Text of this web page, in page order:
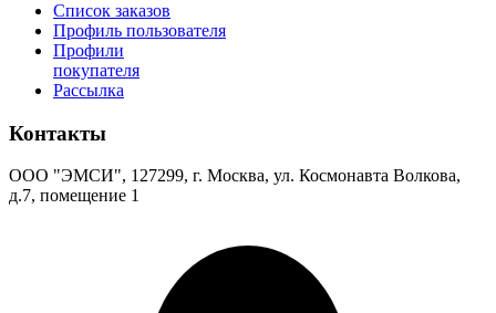
Список заказов
Профиль пользователя
Профили
покупателя
Рассылка
Контакты
ООО "ЭМСИ", 127299, г. Москва, ул. Космонавта Волкова,
д.7, помещение 1